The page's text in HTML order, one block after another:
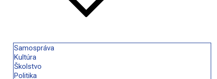
Samospráva
Kultúra
Školstvo
Politika